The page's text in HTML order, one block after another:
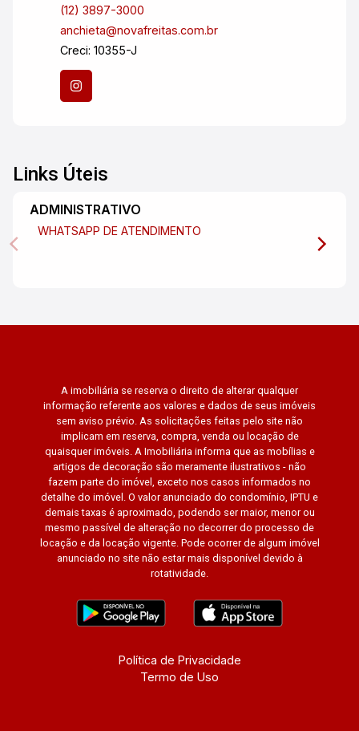
(12) 3897-3000
anchieta@novafreitas.com.br
Creci: 10355-J
Links Úteis
ADMINISTRATIVO
WHATSAPP DE ATENDIMENTO
A imobiliária se reserva o direito de alterar qualquer
informação referente aos valores e dados de seus imóveis
sem aviso prévio. As solicitações feitas pelo site não
implicam em reserva, compra, venda ou locação de
quaisquer imóveis. A Imobiliária informa que as mobílias e
artigos de decoração são meramente ilustrativos - não
fazem parte do imóvel, exceto nos casos informados no
detalhe do imóvel. O valor anunciado do condomínio, IPTU e
demais taxas é aproximado, podendo ser maior, menor ou
mesmo passível de alteração no decorrer do processo de
locação e da locação vigente. Pode ocorrer de algum imóvel
anunciado no site não estar mais disponível devido à
rotatividade.
Política de Privacidade
Termo de Uso